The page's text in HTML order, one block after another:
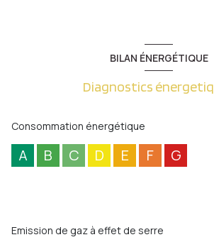
BILAN ÉNERGÉTIQUE
Diagnostics
Consommation énergétique
A B C D E F G
Emission de gaz à effet de serre